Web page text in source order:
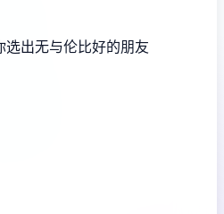
选出无与伦比好的朋友